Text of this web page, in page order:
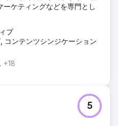
ーケティングなどを専門とし
ブ
コンテンツシンジケーション
+18
5